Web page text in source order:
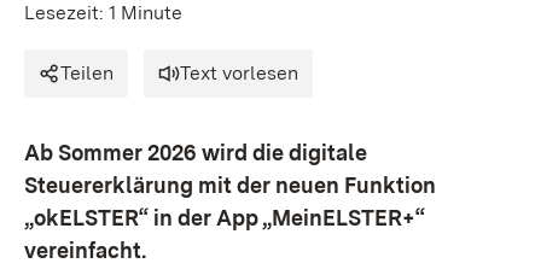
Lesezeit: 1 Minute
Teilen Text vorlesen
Ab Sommer 2026 wird die digitale
Steuererklärung mit der neuen Funktion
„okELSTER“ in der App „MeinELSTER+“
vereinfacht.